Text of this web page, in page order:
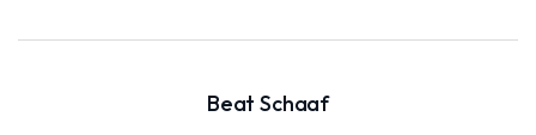
Beat Schaaf